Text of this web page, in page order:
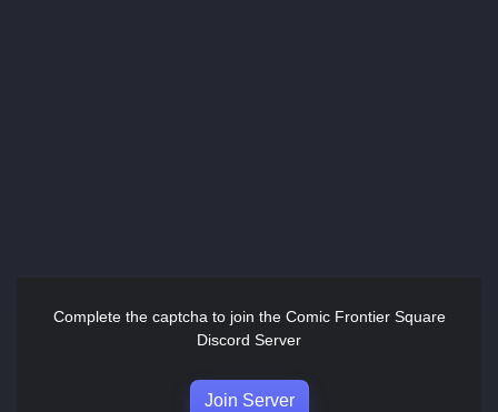
Complete the captcha to join the Comic Frontier Square
Discord Server
Join Server